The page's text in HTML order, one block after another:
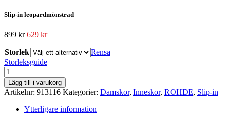
Slip-in leopardmönstrad
899kr 629 kr
Storlek
Rensa
Storleksguide
ROHDE
mängd
Lägg till i varukorg
Artikelnr: 913116 Kategorier: Damskor, Inneskor, ROHDE, Slip-in
Ytterligare information